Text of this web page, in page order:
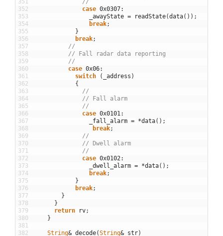
351
352
353
354
355
356
357
358
359
360
361
362
363
364
365
366
367
368
369
370
371
372
373
374
375
376
377
378
379
380
381
382
//
case 0x0307:
_awayState = readState(data( ) ) ;
break;
}
break;
//
// Fall radar data reporting
//
case 0x06:
switch
( _address )
{
//
// Fall alarm
//
case 0x0101:
_fall_alarm = *data( ) ;
break;
//
// Dwell alarm
//
case 0x0102:
_dwell_alarm = *data( ) ;
break;
}
break;
}
}
return
rv;
}
String& decode(String& str)